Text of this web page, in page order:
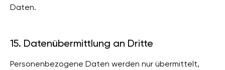
Daten.
15. Datenübermittlung an Dritte
Personenbezogene Daten werden nur übermittelt,